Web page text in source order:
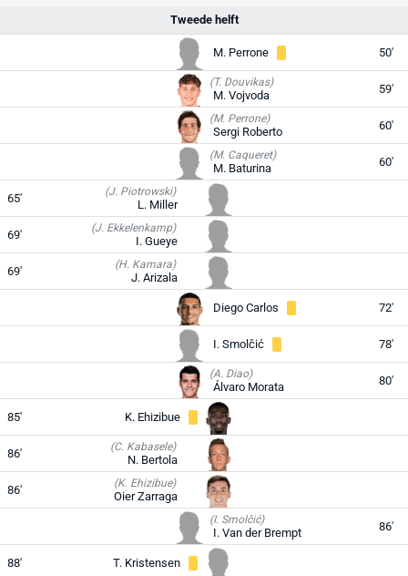
Tweede helft
M. Perrone 50'
(T. Douvikas)
M. Vojvoda 59'
(M. Perrone)
Sergi Roberto 60'
(M. Caqueret)
M. Baturina 60'
65' (J. Piotrowski)
L. Miller
69' (J. Ekkelenkamp)
I. Gueye
69' (H. Kamara)
J. Arizala
Diego Carlos 72'
I. Smolčić 78'
(A. Diao)
Álvaro Morata 80'
85' K. Ehizibue
86' (C. Kabasele)
N. Bertola
86' (K. Ehizibue)
Oier Zarraga
(I. Smolčić)
I. Van der Brempt 86'
88' T. Kristensen